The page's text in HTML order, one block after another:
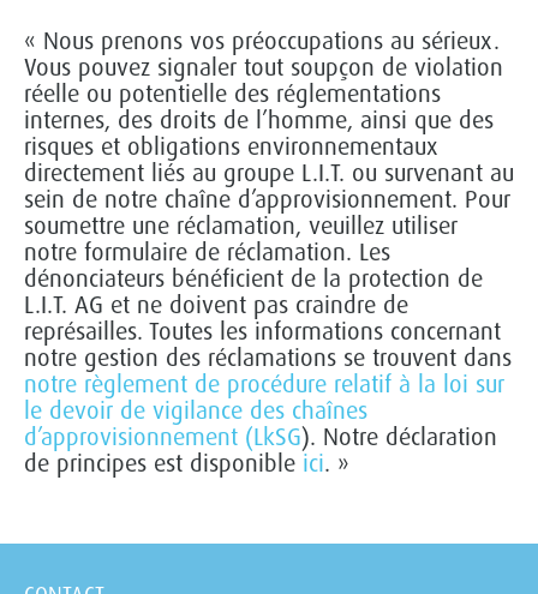
« Nous prenons vos préoccupations au sérieux.
Vous pouvez signaler tout soupçon de violation
réelle ou potentielle des réglementations
internes, des droits de l’homme, ainsi que des
risques et obligations environnementaux
directement liés au groupe L.I.T. ou survenant au
sein de notre chaîne d’approvisionnement. Pour
soumettre une réclamation, veuillez utiliser
notre formulaire de réclamation. Les
dénonciateurs bénéficient de la protection de
L.I.T. AG et ne doivent pas craindre de
représailles. Toutes les informations concernant
notre gestion des réclamations se trouvent dans
notre règlement de procédure relatif à la loi sur
le devoir de vigilance des chaînes
d’approvisionnement (LkSG). Notre déclaration
de principes est disponible ici. »